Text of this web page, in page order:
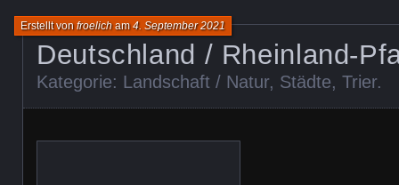
Deutschland / Rheinland-
Erstellt vonfroelicham4. September 2021
Kategorie: Landschaft / Natur, Städte, Trier.